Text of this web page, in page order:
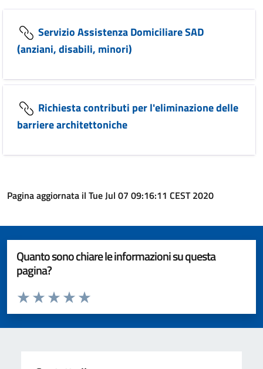
Servizio Assistenza Domiciliare SAD
(anziani, disabili, minori)
Richiesta contributi per l'eliminazione delle
barriere architettoniche
Pagina aggiornata il Tue Jul 07 09:16:11 CEST 2020
Quanto sono chiare le informazioni su questa
pagina?
Valuta da 1 a 5 stelle la pagina
Valuta 5 stelle su 5
Valuta 4 stelle su 5
Valuta 3 stelle su 5
Valuta 2 stelle su 5
Valuta 1 stelle su 5